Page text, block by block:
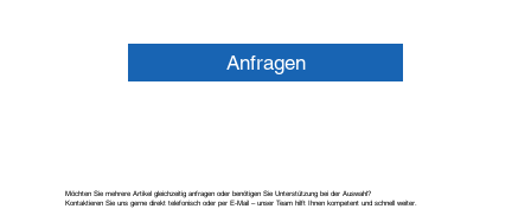
Anfragen
Möchten Sie mehrere Artikel gleichzeitig anfragen oder benötigen Sie Unterstützung bei der Auswahl?
Kontaktieren Sie uns gerne direkt telefonisch oder per E-Mail – unser Team hilft Ihnen kompetent und schnell weiter.